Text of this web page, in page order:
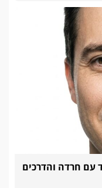
עם חרדה והדרכים